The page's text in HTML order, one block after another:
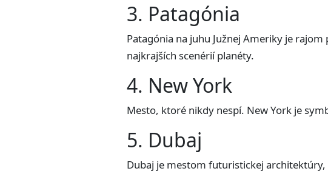
3. Patagónia
Patagónia na juhu Južnej Ameriky je
najkrajších scenérií planéty.
4. New York
Mesto, ktoré nikdy nespí. New York je
5. Dubaj
Dubaj je mestom futuristickej